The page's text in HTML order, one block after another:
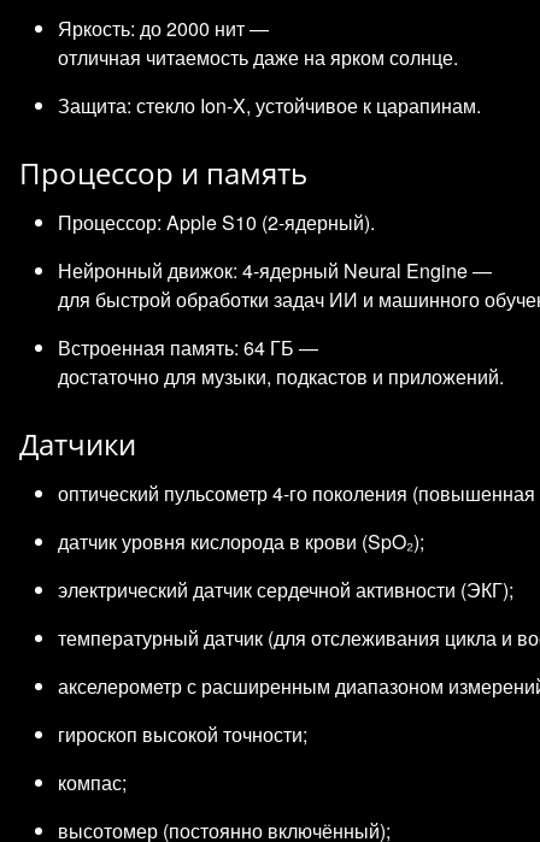
Яркость: до 2000 нит —
отличная читаемость даже на ярком солнце.
Защита: стекло Ion‑X, устойчивое к царапинам.
Процессор и память
Процессор: Apple S10 (2‑ядерный).
Нейронный движок: 4‑ядерный Neural Engine —
для быстрой обработки задач ИИ и машинного
Встроенная память: 64 ГБ —
достаточно для музыки, подкастов и приложений.
Датчики
оптический пульсометр 4‑го поколения
датчик уровня кислорода в крови (SpO₂);
электрический датчик сердечной активности (ЭКГ);
температурный датчик (для отслеживания цикла и
акселерометр с расширенным диапазоном
гироскоп высокой точности;
компас;
высотомер (постоянно включённый);